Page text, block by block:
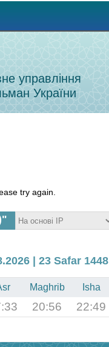
управління
України
try again.
| 23 Safar 1448
Maghrib Isha
20:56 22:49